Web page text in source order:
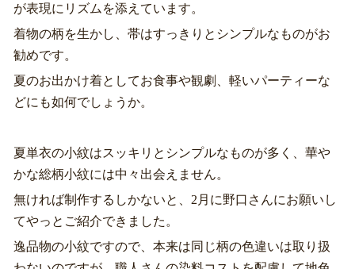
が表現にリズムを添えています。
着物の柄を生かし、帯はすっきりとシンプルなものがお
勧めです。
夏のお出かけ着としてお食事や観劇、軽いパーティーな
どにも如何でしょうか。
夏単衣の小紋はスッキリとシンプルなものが多く、華や
かな総柄小紋には中々出会えません。
無ければ制作するしかないと、2月に野口さんにお願いし
てやっとご紹介できました。
逸品物の小紋ですので、本来は同じ柄の色違いは取り扱